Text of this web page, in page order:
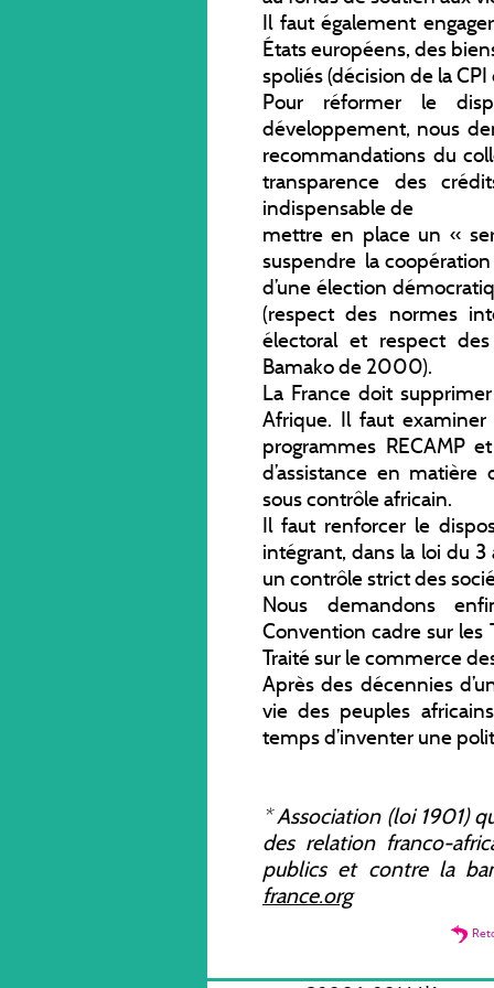
Il faut également
États européens, des
spoliés (décision de la
Pour réformer le
développement, nous
recommandations du
transparence des
indispensable de
mettre en place un «
suspendre la
d’une élection
(respect des normes
électoral et respect
Bamako de 2000).
La France doit
Afrique. Il faut
programmes RECAMP
d’assistance en
sous contrôle africain.
Il faut renforcer le
intégrant, dans la loi du
un contrôle strict des
Nous demandons
Convention cadre sur les
Traité sur le commerce
Après des décennies
vie des peuples
temps d’inventer une
*Association (loi 1901)
des relation franco-
publics et contre la
france.org